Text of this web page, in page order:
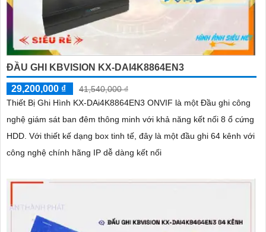
ĐẦU GHI KBVISION KX-DAI4K8864EN3
29,200,000 ₫
41,540,000 ₫
Thiết Bị Ghi Hình KX-DAi4K8864EN3 ONVIF là một Đầu ghi công
nghệ giám sát ban đêm thông minh với khả năng kết nối 8 ổ cứng
HDD. Với thiết kế dạng box tinh tế, đây là một đầu ghi 64 kênh với
công nghệ chính hãng IP dễ dàng kết nối